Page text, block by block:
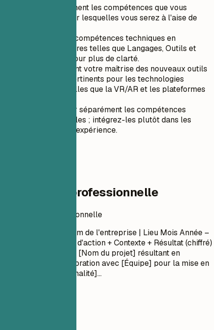
Listez uniquement les compétences que vous
maîtrisez et sur lesquelles vous serez à l'aise de
Organisez les compétences techniques en
catégories claires telles que Langages, Outils et
Plateformes pour plus de clarté.
Mettez en avant votre maîtrise des nouveaux outils
numériques pertinents pour les technologies
émergentes telles que la VR/AR et les plateformes
Évitez de lister séparément les compétences
interpersonnelles ; intégrez-les plutôt dans les
descriptions d'expérience.
Expérience professionnelle
Expérience professionnelle
| Nom de l'entreprise | Lieu Mois Année –
- Verbe d'action + Contexte + Résultat (chiffré)
- Direction du projet [Nom du projet] résultant en
[Résultat]... - Collaboration avec [Équipe] pour la mise en
œuvre de [Fonctionnalité]...